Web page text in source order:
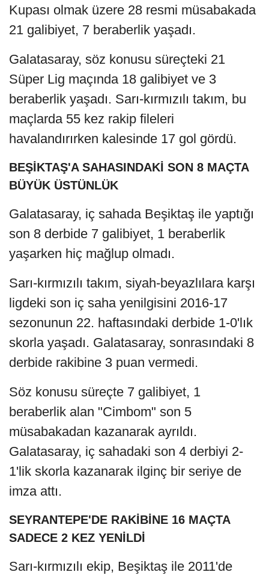
Kupası olmak üzere 28 resmi müsabakada
21 galibiyet, 7 beraberlik yaşadı.
Galatasaray, söz konusu süreçteki 21
Süper Lig maçında 18 galibiyet ve 3
beraberlik yaşadı. Sarı-kırmızılı takım, bu
maçlarda 55 kez rakip fileleri
havalandırırken kalesinde 17 gol gördü.
BEŞİKTAŞ'A SAHASINDAKİ SON 8 MAÇTA
BÜYÜK ÜSTÜNLÜK
Galatasaray, iç sahada Beşiktaş ile yaptığı
son 8 derbide 7 galibiyet, 1 beraberlik
yaşarken hiç mağlup olmadı.
Sarı-kırmızılı takım, siyah-beyazlılara karşı
ligdeki son iç saha yenilgisini 2016-17
sezonunun 22. haftasındaki derbide 1-0'lık
skorla yaşadı. Galatasaray, sonrasındaki 8
derbide rakibine 3 puan vermedi.
Söz konusu süreçte 7 galibiyet, 1
beraberlik alan "Cimbom" son 5
müsabakadan kazanarak ayrıldı.
Galatasaray, iç sahadaki son 4 derbiyi 2-
1'lik skorla kazanarak ilginç bir seriye de
imza attı.
SEYRANTEPE'DE RAKİBİNE 16 MAÇTA
SADECE 2 KEZ YENİLDİ
Sarı-kırmızılı ekip, Beşiktaş ile 2011'de